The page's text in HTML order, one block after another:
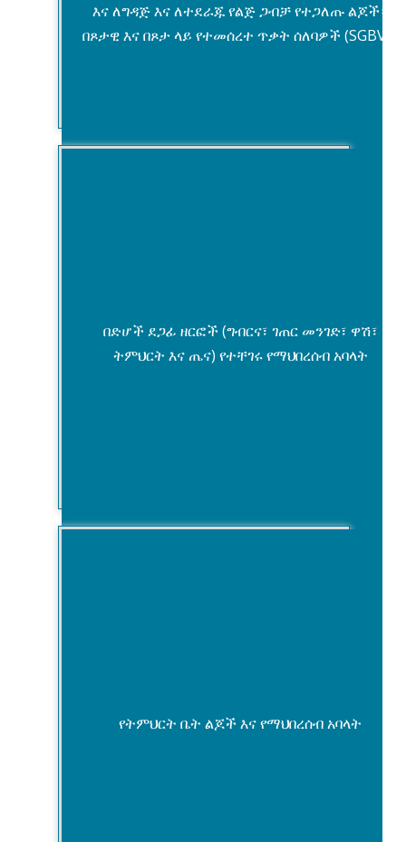
እና ለግዳጅ እና ለተደራጁ የልጅ ጋብቻ የተጋለጡ ልጆች።
በጾታዊ እና በጾታ ላይ የተመሰረተ ጥቃት ሰለባዎች (SGBV)።
በድሆች ደጋፊ ዘርፎች (ግብርና፣ ገጠር መንገድ፣ ዋሽ፣
ትምህርት እና ጤና) የተቸገሩ የማህበረሰብ አባላት
የትምህርት ቤት ልጆች እና የማህበረሰብ አባላት